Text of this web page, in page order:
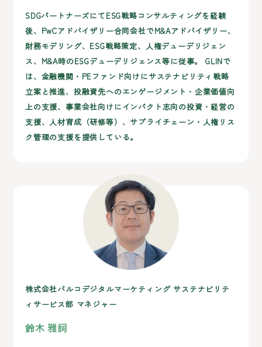
SDGパートナーズにてESG戦略コンサルティングを経験
後、PwCアドバイザリー合同会社でM&Aアドバイザリー、
財務モデリング、ESG戦略策定、人権デューデリジェン
ス、M&A時のESGデューデリジェンス等に従事。 GLINで
は、金融機関・PEファンド向けにサステナビリティ戦略
立案と推進、投融資先へのエンゲージメント・企業価値向
上の支援、事業会社向けにインパクト志向の投資・経営の
支援、人材育成（研修等）、サプライチェーン・人権リス
ク管理の支援を提供している。
株式会社パルコデジタルマーケティング サステナビリテ
ィサービス部 マネジャー
鈴木 雅詞